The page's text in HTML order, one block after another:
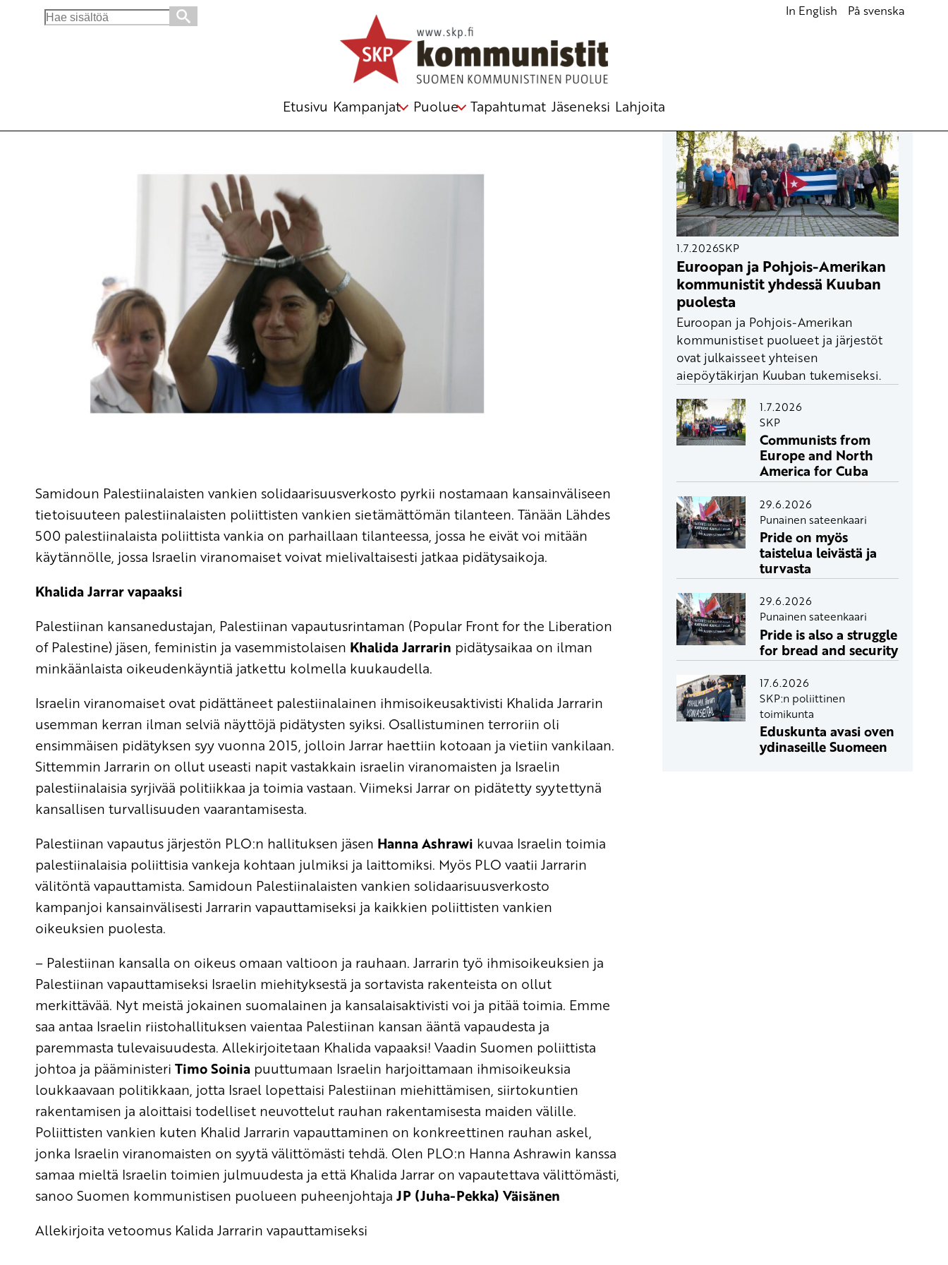
Search
In English På svenska
Etusivu Kampanjat Puolue Tapahtumat Jäseneksi Lahjoita
poliitinen vanki
Samidoun Palestiinalaisten vankien solidaarisuusverkosto pyrkii nostamaan kansainväliseen
tietoisuuteen palestiinalaisten poliittisten vankien sietämättömän tilanteen. Tänään Lähdes
500 palestiinalaista poliittista vankia on parhaillaan tilanteessa, jossa he eivät voi mitään
käytännölle, jossa Israelin viranomaiset voivat mielivaltaisesti jatkaa pidätysaikoja.
Khalida Jarrar vapaaksi
Palestiinan kansanedustajan, Palestiinan vapautusrintaman (Popular Front for the Liberation
of Palestine) jäsen, feministin ja vasemmistolaisen Khalida Jarrarin pidätysaikaa on ilman
minkäänlaista oikeudenkäyntiä jatkettu kolmella kuukaudella.
Israelin viranomaiset ovat pidättäneet palestiinalainen ihmisoikeusaktivisti Khalida Jarrarin
usemman kerran ilman selviä näyttöjä pidätysten syiksi. Osallistuminen terroriin oli
ensimmäisen pidätyksen syy vuonna 2015, jolloin Jarrar haettiin kotoaan ja vietiin vankilaan.
Sittemmin Jarrarin on ollut useasti napit vastakkain israelin viranomaisten ja Israelin
palestiinalaisia syrjivää politiikkaa ja toimia vastaan. Viimeksi Jarrar on pidätetty syytettynä
kansallisen turvallisuuden vaarantamisesta.
Palestiinan vapautus järjestön PLO:n hallituksen jäsen Hanna Ashrawi kuvaa Israelin toimia
palestiinalaisia poliittisia vankeja kohtaan julmiksi ja laittomiksi. Myös PLO vaatii Jarrarin
välitöntä vapauttamista. Samidoun Palestiinalaisten vankien solidaarisuusverkosto
kampanjoi kansainvälisesti Jarrarin vapauttamiseksi ja kaikkien poliittisten vankien
oikeuksien puolesta.
– Palestiinan kansalla on oikeus omaan valtioon ja rauhaan. Jarrarin työ ihmisoikeuksien ja
Palestiinan vapauttamiseksi Israelin miehityksestä ja sortavista rakenteista on ollut
merkittävää. Nyt meistä jokainen suomalainen ja kansalaisaktivisti voi ja pitää toimia. Emme
saa antaa Israelin riistohallituksen vaientaa Palestiinan kansan ääntä vapaudesta ja
paremmasta tulevaisuudesta. Allekirjoitetaan Khalida vapaaksi! Vaadin Suomen poliittista
johtoa ja pääministeri Timo Soinia puuttumaan Israelin harjoittamaan ihmisoikeuksia
loukkaavaan politikkaan, jotta Israel lopettaisi Palestiinan miehittämisen, siirtokuntien
rakentamisen ja aloittaisi todelliset neuvottelut rauhan rakentamisesta maiden välille.
Poliittisten vankien kuten Khalid Jarrarin vapauttaminen on konkreettinen rauhan askel,
jonka Israelin viranomaisten on syytä välittömästi tehdä. Olen PLO:n Hanna Ashrawin kanssa
samaa mieltä Israelin toimien julmuudesta ja että Khalida Jarrar on vapautettava välittömästi,
sanoo Suomen kommunistisen puolueen puheenjohtaja JP (Juha-Pekka) Väisänen
Allekirjoita vetoomus Kalida Jarrarin vapauttamiseksi
1.7.2026SKP
Euroopan ja Pohjois-Amerikan
kommunistit yhdessä Kuuban
puolesta
Euroopan ja Pohjois-Amerikan
kommunistiset puolueet ja järjestöt
ovat julkaisseet yhteisen
aiepöytäkirjan Kuuban tukemiseksi.
1.7.2026
SKP
Communists from
Europe and North
America for Cuba
29.6.2026
Punainen sateenkaari
Pride on myös
taistelua leivästä ja
turvasta
29.6.2026
Punainen sateenkaari
Pride is also a struggle
for bread and security
17.6.2026
SKP:n poliittinen
toimikunta
Eduskunta avasi oven
ydinaseille Suomeen